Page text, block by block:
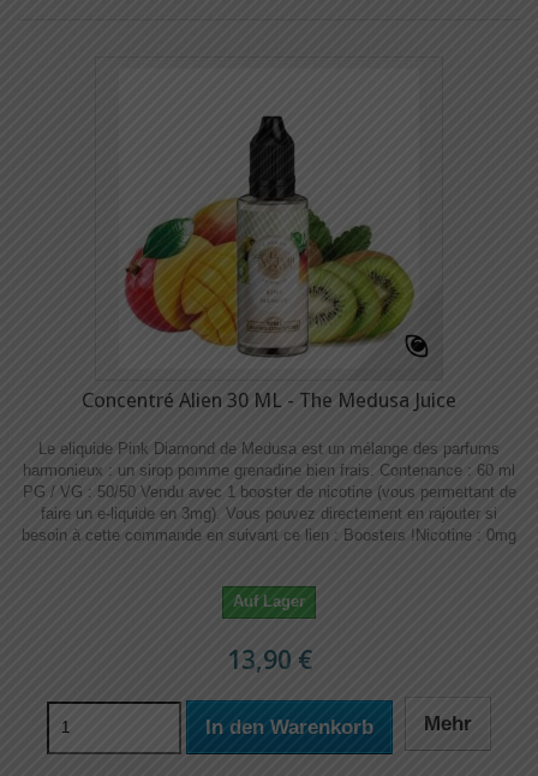
Concentré Alien 30 ML - The Medusa Juice
Le eliquide Pink Diamond de Medusa est un mélange des parfums
harmonieux : un sirop pomme grenadine bien frais. Contenance : 60 ml
PG / VG : 50/50 Vendu avec 1 booster de nicotine (vous permettant de
faire un e-liquide en 3mg). Vous pouvez directement en rajouter si
besoin à cette commande en suivant ce lien : Boosters !​​ Nicotine : 0mg
Auf Lager
13,90 €
In den Warenkorb Mehr